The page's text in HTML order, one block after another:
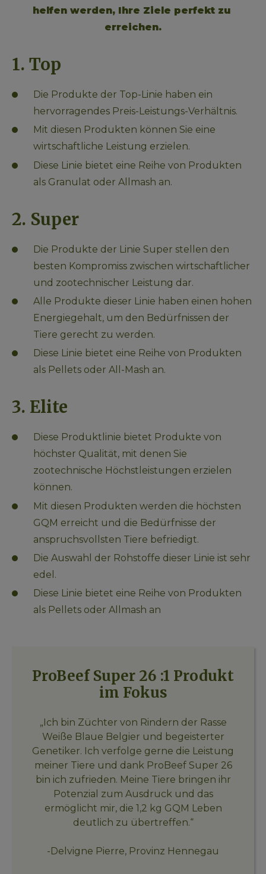
helfen werden, Ihre Ziele perfekt zu
erreichen.
1. Top
Die Produkte der Top-Linie haben ein
hervorragendes Preis-Leistungs-Verhältnis.
Mit diesen Produkten können Sie eine
wirtschaftliche Leistung erzielen.
Diese Linie bietet eine Reihe von Produkten
als Granulat oder Allmash an.
2. Super
Die Produkte der Linie Super stellen den
besten Kompromiss zwischen wirtschaftlicher
und zootechnischer Leistung dar.
Alle Produkte dieser Linie haben einen hohen
Energiegehalt, um den Bedürfnissen der
Tiere gerecht zu werden.
Diese Linie bietet eine Reihe von Produkten
als Pellets oder All-Mash an.
3. Elite
Diese Produktlinie bietet Produkte von
höchster Qualität, mit denen Sie
zootechnische Höchstleistungen erzielen
können.
Mit diesen Produkten werden die höchsten
GQM erreicht und die Bedürfnisse der
anspruchsvollsten Tiere befriedigt.
Die Auswahl der Rohstoffe dieser Linie ist sehr
edel.
Diese Linie bietet eine Reihe von Produkten
als Pellets oder Allmash an
ProBeef Super 26 :1 Produkt
im Fokus
„Ich bin Züchter von Rindern der Rasse
Weiße Blaue Belgier und begeisterter
Genetiker. Ich verfolge gerne die Leistung
meiner Tiere und dank ProBeef Super 26
bin ich zufrieden. Meine Tiere bringen ihr
Potenzial zum Ausdruck und das
ermöglicht mir, die 1,2 kg GQM Leben
deutlich zu übertreffen.“
-Delvigne Pierre, Provinz Hennegau